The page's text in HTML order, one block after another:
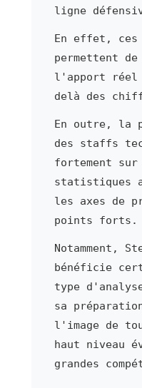
ligne
En effet, ces
permettent de
l'apport réel
delà des
En outre, la
des staffs
fortement sur
statistiques
les axes de
points forts.
Notamment,
bénéficie
type
sa
l'image de
haut niveau
grandes